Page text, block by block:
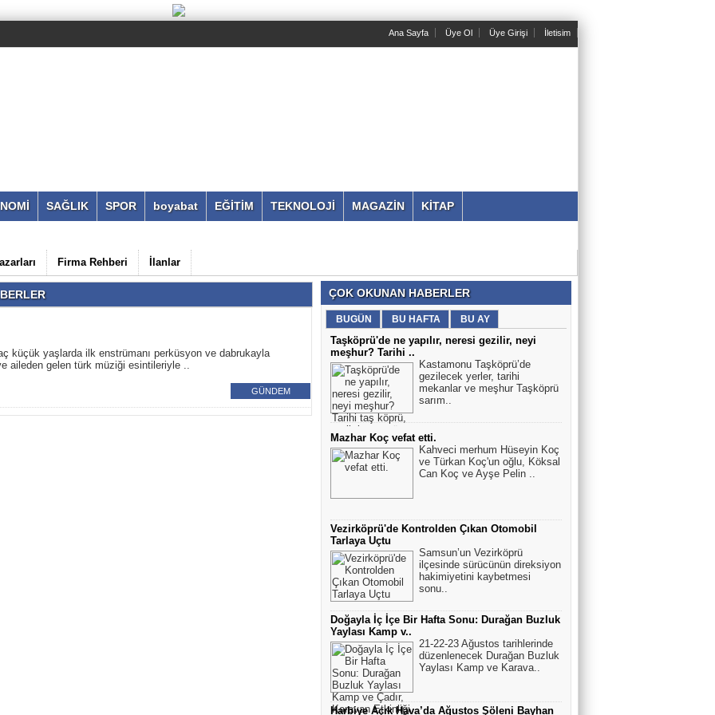
Ana Sayfa Üye Ol Üye Girişi İletisim
SAĞLIK SPOR boyabat EĞİTİM TEKNOLOJİ MAGAZİN KİTAP
Firma Rehberi İlanlar
küçük yaşlarda ilk enstrümanı perküsyon ve dabrukayla
aileden gelen türk müziği esintileriyle ..
GÜNDEM
ÇOK OKUNAN HABERLER
BUGÜN BU HAFTA BU AY
Taşköprü'de ne yapılır, neresi gezilir, neyi
meşhur? Tarihi ..
Kastamonu Taşköprü’de
gezilecek yerler, tarihi
mekanlar ve meşhur Taşköprü
sarım..
Mazhar Koç vefat etti.
Kahveci merhum Hüseyin Koç
ve Türkan Koç'un oğlu, Köksal
Can Koç ve Ayşe Pelin ..
Vezirköprü'de Kontrolden Çıkan Otomobil
Tarlaya Uçtu
Samsun’un Vezirköprü
ilçesinde sürücünün direksiyon
hakimiyetini kaybetmesi
sonu..
Doğayla İç İçe Bir Hafta Sonu: Durağan Buzluk
Yaylası Kamp v..
21-22-23 Ağustos tarihlerinde
düzenlenecek Durağan Buzluk
Yaylası Kamp ve Karava..
Harbiye Açık Hava’da Ağustos Şöleni Bayhan